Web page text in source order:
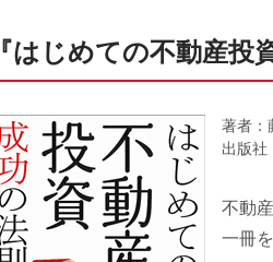
『はじめての不動産投
著者：
出版社
不動
一冊